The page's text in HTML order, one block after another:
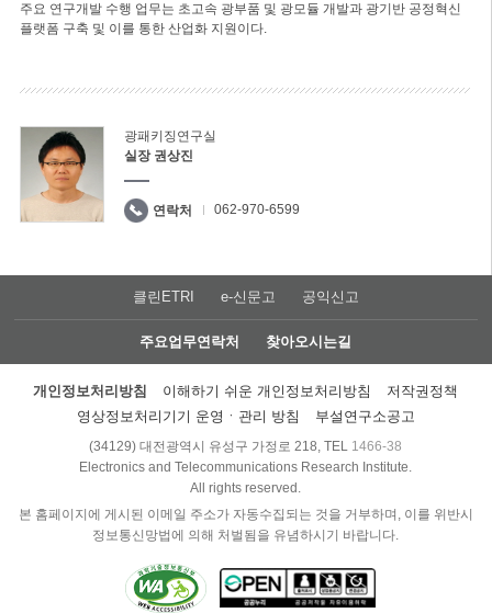
주요 연구개발 수행 업무는 초고속 광부품 및 광모듈 개발과 광기반 공정혁신
플랫폼 구축 및 이를 통한 산업화 지원이다.
광패키징연구실
실장 권상진
연락처 062-970-6599
클린ETRI e-신문고 공익신고
주요업무연락처 찾아오시는길
개인정보처리방침 이해하기 쉬운 개인정보처리방침
저작권정책
영상정보처리기기 운영ㆍ관리 방침
부설연구소공고
(34129) 대전광역시 유성구 가정로 218, TEL 1466-38
Electronics and Telecommunications Research Institute.
All rights reserved.
본 홈페이지에 게시된 이메일 주소가 자동수집되는 것을 거부하며, 이를 위반시
정보통신망법에 의해 처벌됨을 유념하시기 바랍니다.